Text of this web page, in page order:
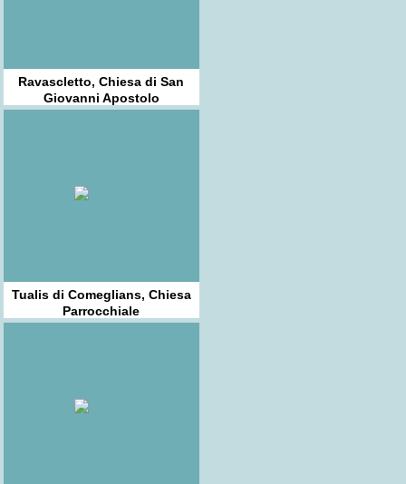
Ravascletto, Chiesa di San
Giovanni Apostolo
Tualis di Comeglians, Chiesa
Parrocchiale